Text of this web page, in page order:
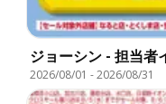
ジョーシン - 担当者
2026/08/01 -2026/08/31